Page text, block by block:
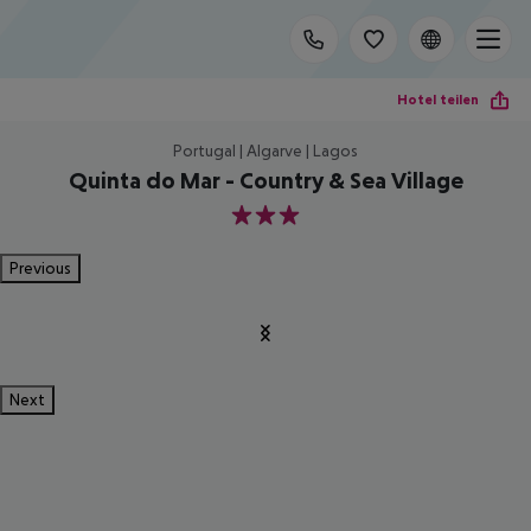
Hotel teilen
Portugal | Algarve | Lagos
Quinta do Mar - Country & Sea Village
3
Previous
Next